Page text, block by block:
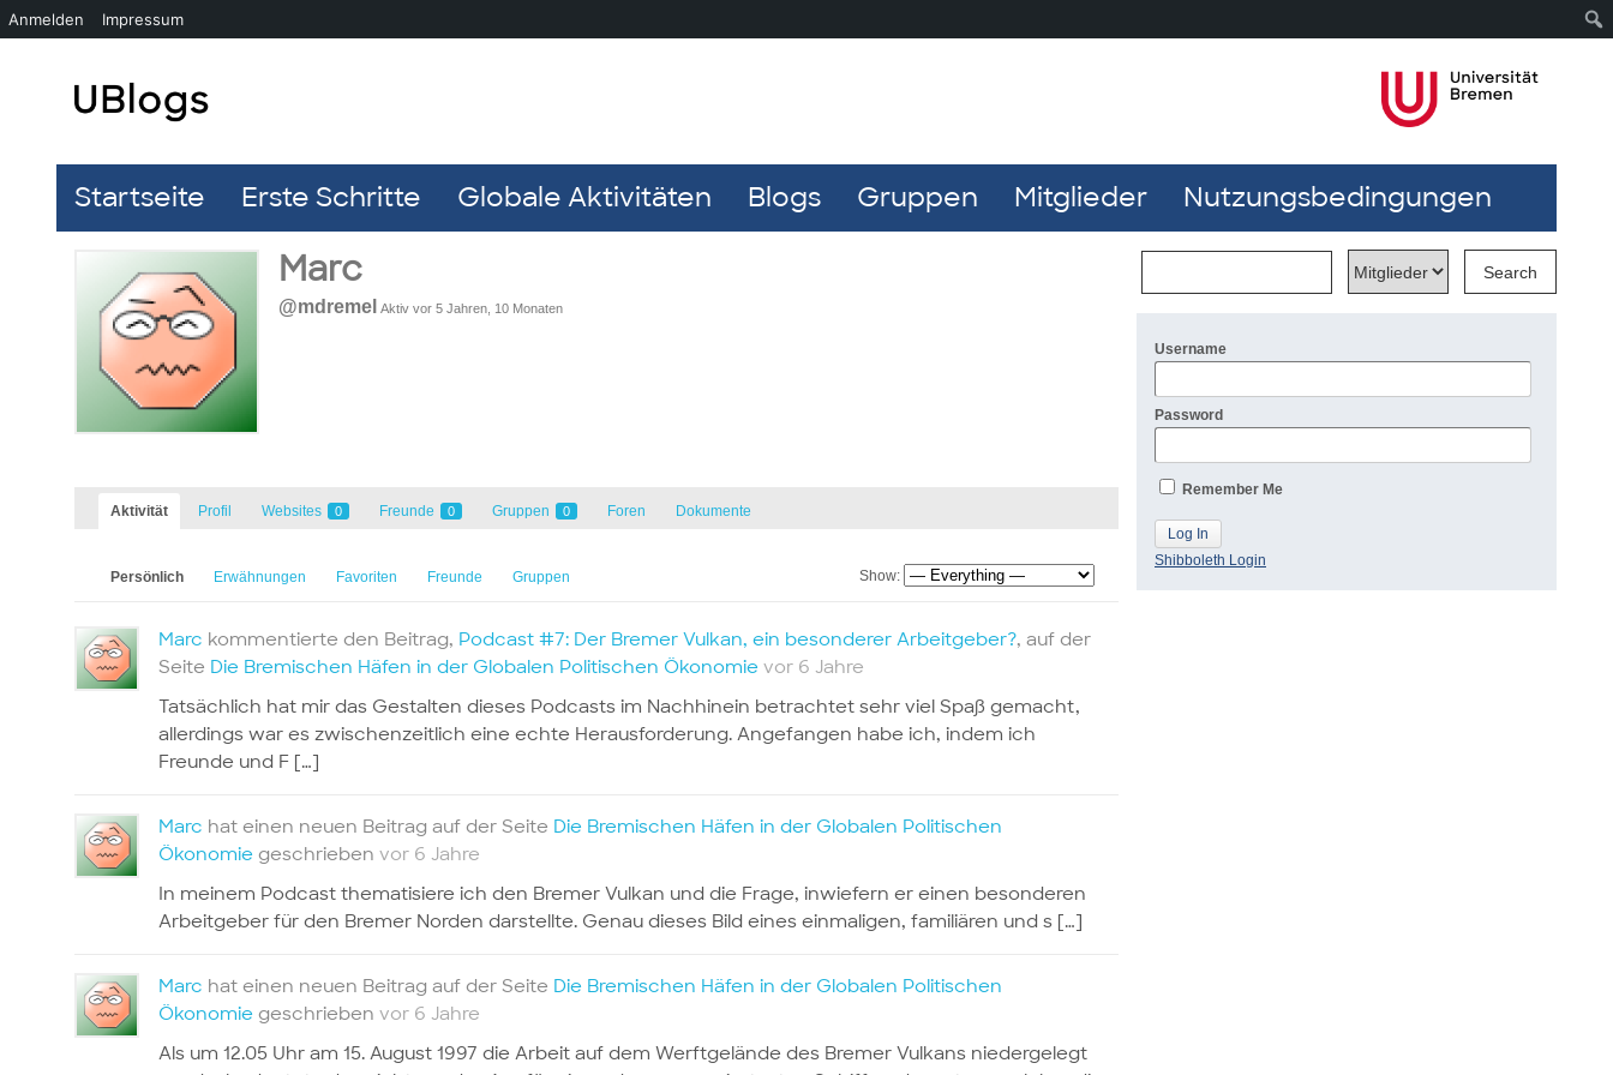
Startseite Erste Schritte Globale Aktivitäten Blogs Gruppen Mitglieder Nutzungsbedingungen
Marc
@mdremel Aktiv vor 5 Jahren, 10 Monaten
Aktivität Profil Websites 0 Freunde 0 Gruppen 0 Foren Dokumente
Persönlich Erwähnungen Favoriten Freunde Gruppen Show:
Marc kommentierte den Beitrag, Podcast #7: Der Bremer Vulkan, ein besonderer Arbeitgeber?, auf der
Seite Die Bremischen Häfen in der Globalen Politischen Ökonomie vor 6 Jahre
Tatsächlich hat mir das Gestalten dieses Podcasts im Nachhinein betrachtet sehr viel Spaß gemacht,
allerdings war es zwischenzeitlich eine echte Herausforderung. Angefangen habe ich, indem ich
Freunde und F […]
Marc hat einen neuen Beitrag auf der Seite Die Bremischen Häfen in der Globalen Politischen
Ökonomie geschrieben vor 6 Jahre
In meinem Podcast thematisiere ich den Bremer Vulkan und die Frage, inwiefern er einen besonderen
Arbeitgeber für den Bremer Norden darstellte. Genau dieses Bild eines einmaligen, familiären und s […]
Marc hat einen neuen Beitrag auf der Seite Die Bremischen Häfen in der Globalen Politischen
Ökonomie geschrieben vor 6 Jahre
Als um 12.05 Uhr am 15. August 1997 die Arbeit auf dem Werftgelände des Bremer Vulkans niedergelegt
Username
Password
Remember Me
Shibboleth Login
Anmelden Impressum